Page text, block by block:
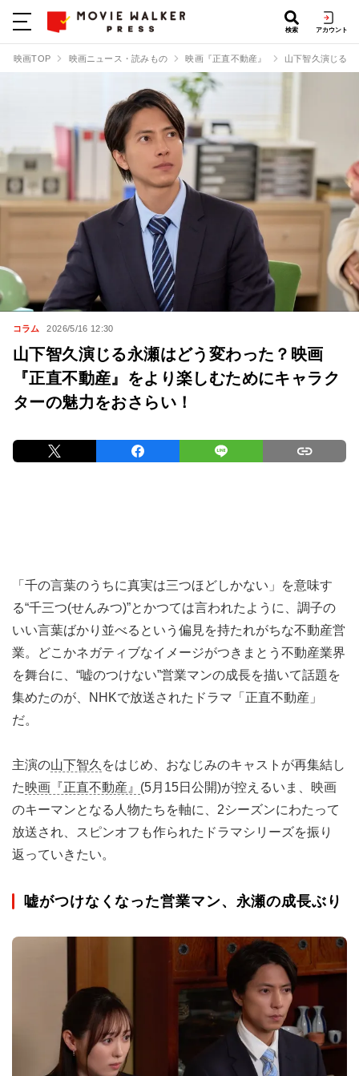
検索 アカウント
映画TOP 映画ニュース・読みもの 映画『正直不動産』 山下智久演じる
コラム 2026/5/16 12:30
山下智久演じる永瀬はどう変わった？映画
『正直不動産』をより楽しむためにキャラク
ターの魅力をおさらい！
「千の言葉のうちに真実は三つほどしかない」を意味す
る“千三つ(せんみつ)”とかつては言われたように、調子の
いい言葉ばかり並べるという偏見を持たれがちな不動産営
業。どこかネガティブなイメージがつきまとう不動産業界
を舞台に、“嘘のつけない”営業マンの成長を描いて話題を
集めたのが、NHKで放送されたドラマ「正直不動産」
だ。
主演の山下智久 をはじめ、おなじみのキャストが再集結し
た映画『正直不動産』 (5月15日公開)が控えるいま、映画
のキーマンとなる人物たちを軸に、2シーズンにわたって
放送され、スピンオフも作られたドラマシリーズを振り
返っていきたい。
嘘がつけなくなった営業マン、永瀬の成長ぶり